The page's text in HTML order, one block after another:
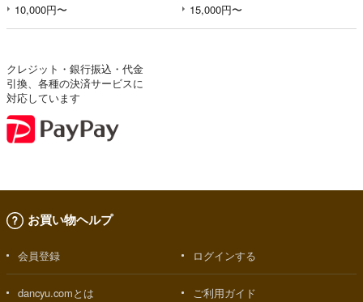
10,000円〜 15,000円〜
クレジット・銀行振込・代金
引換、各種の決済サービスに
対応しています
お買い物ヘルプ
会員登録 ログインする
dancyu.comとは ご利用ガイド